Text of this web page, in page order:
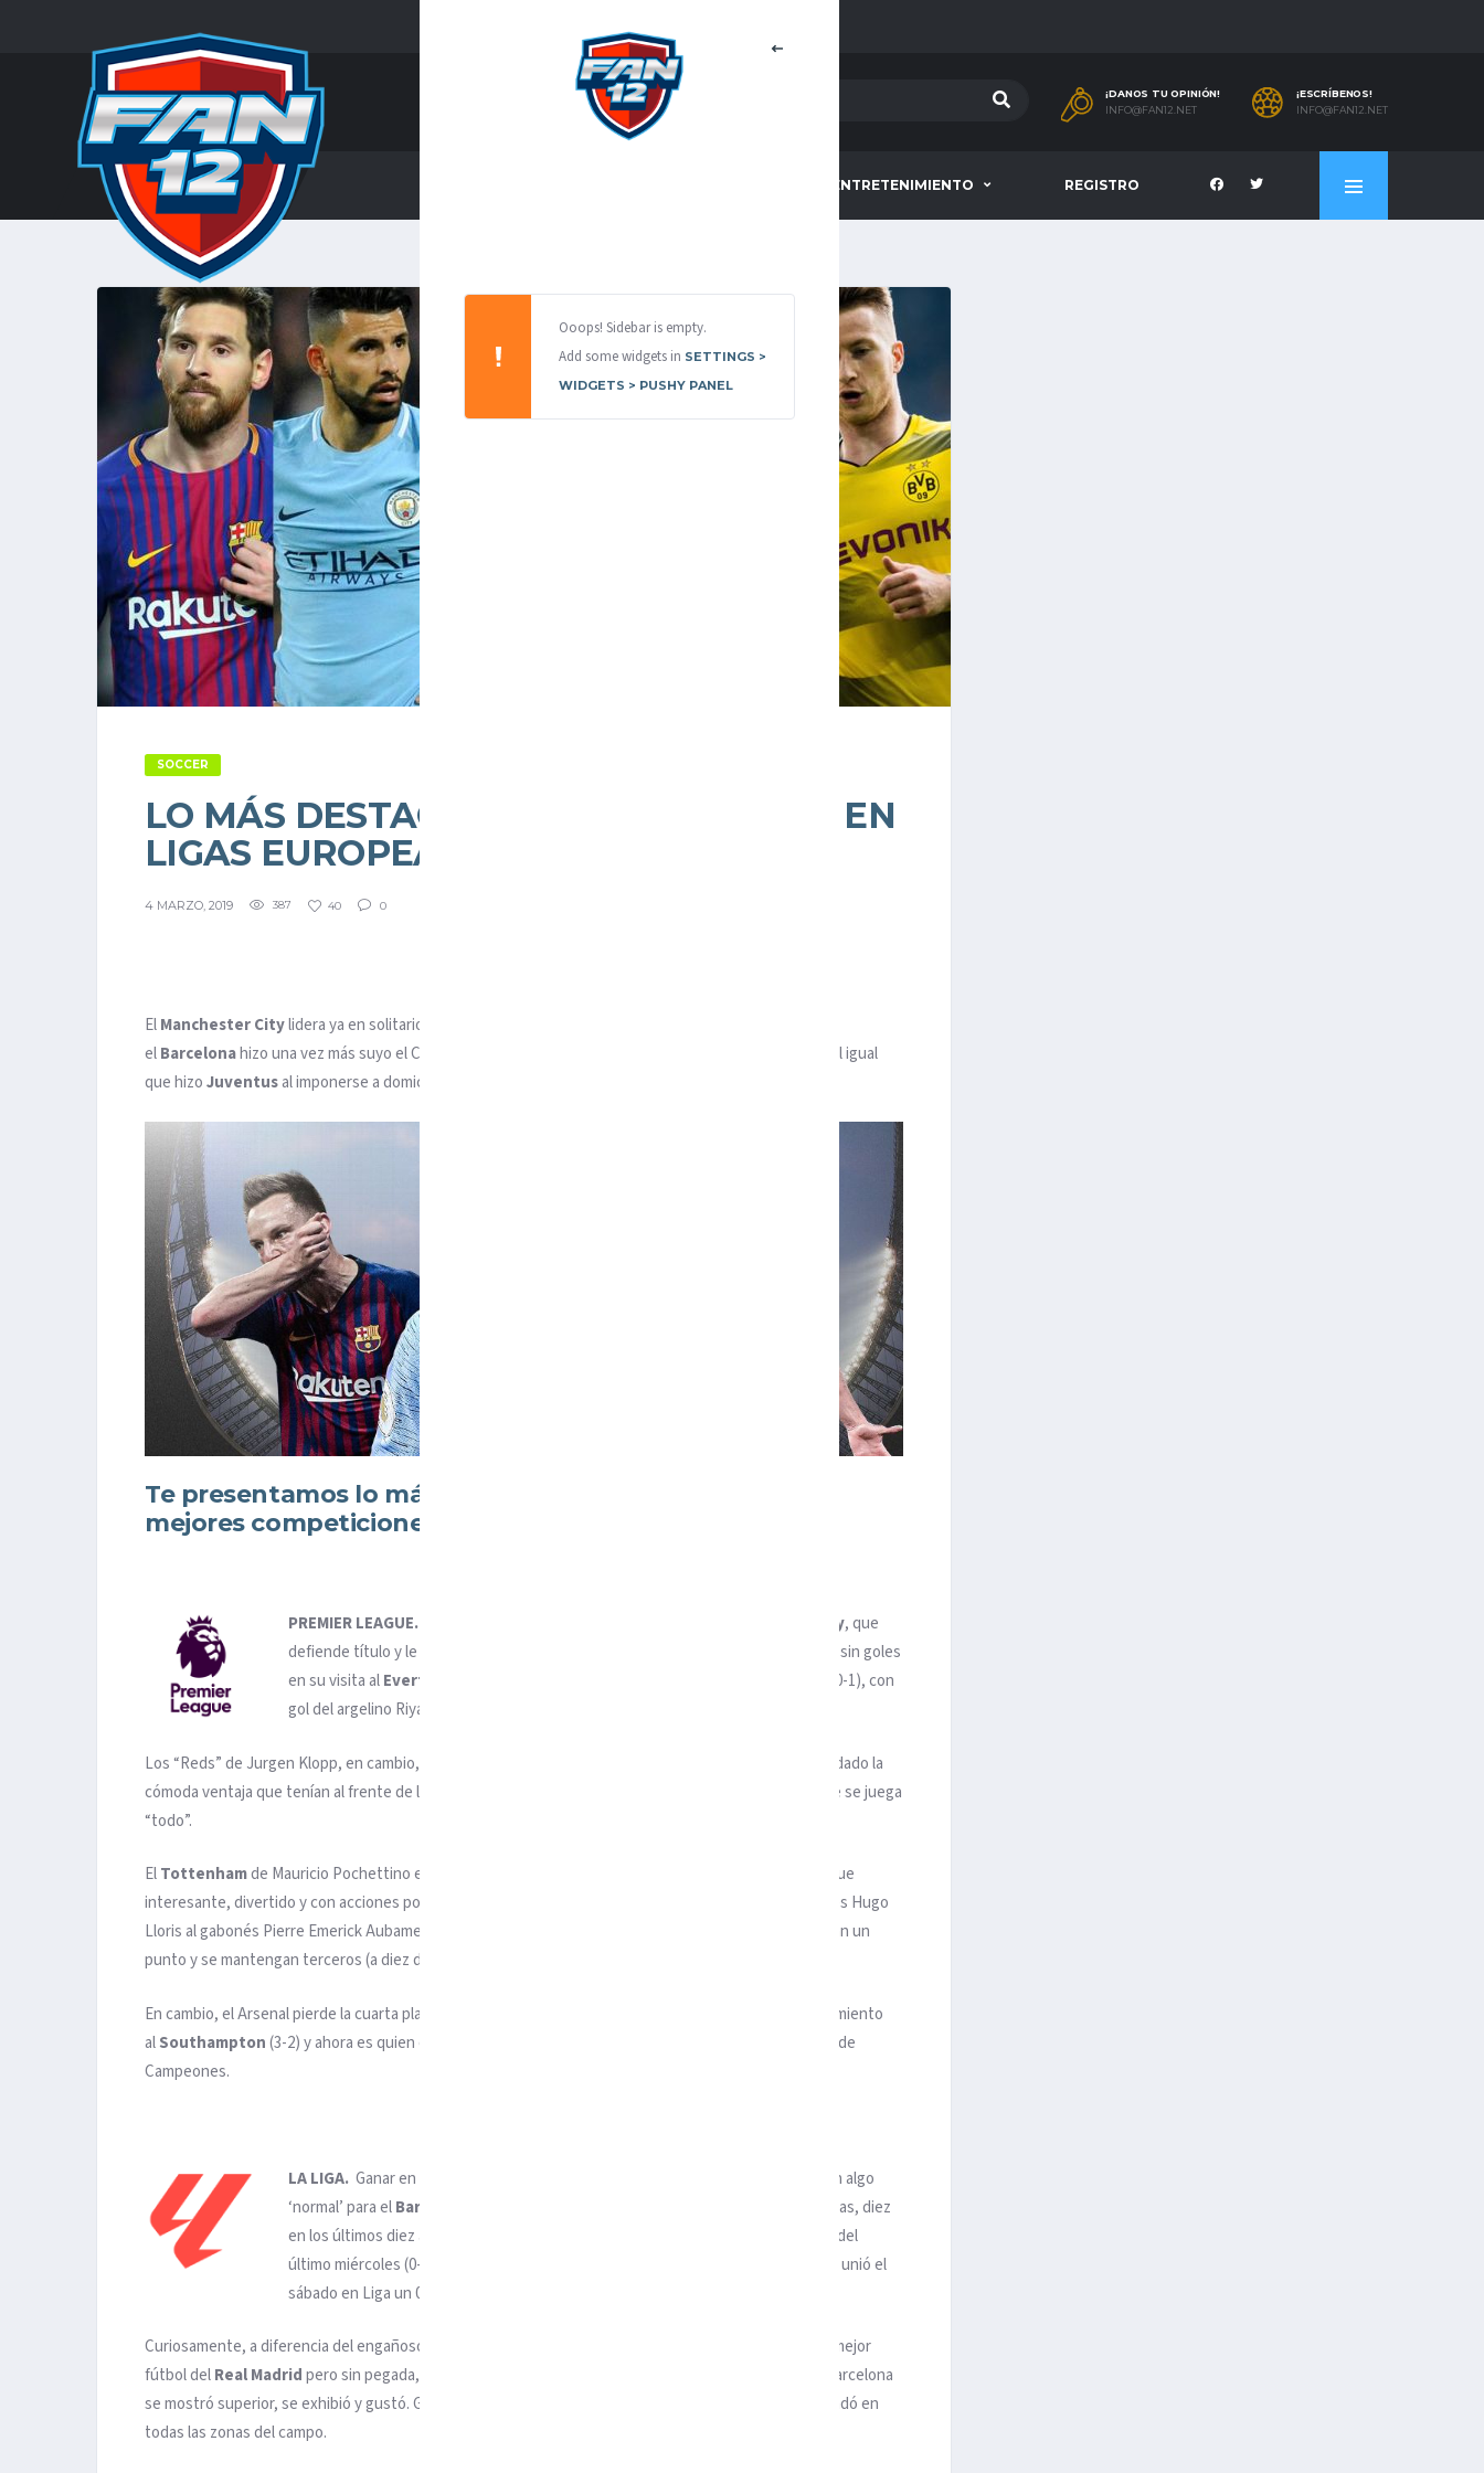
¡DANOS TU OPINIÓN!
INFO@FAN12.NET
¡ESCRÍBENOS!
INFO@FAN12.NET
ENTRETENIMIENTO REGISTRO
Ooops! Sidebar is empty.
Add some widgets in SETTINGS >
WIDGETS > PUSHY PANEL
SOCCER
LO MÁS DESTACADO DE LA JORNADA EN
LIGAS EUROPEAS
4 MARZO, 2019 387 40 0
ElManchester Citylidera ya en solitario, con el mismo número de partidos, la Premier, mientras
elBarcelonahizo una vez más suyo el Clásico a un Real Madrid al que liquida en la lucha por el título, al igual
que hizoJuventusal imponerse a domicilio al Nápoles y sentenciar el ‘scudetto’.
Te presentamos lo más destacado de la jornada en las
mejores competiciones europeas.
PREMIER LEAGUE. Manchester City, que
defiende título y le saca un punto a un
que no pudo pasar del empate sin goles
en su visita alEverton
(0-1), con
gol del argelino Riyad Mahrez, en la que es su quinta victoria consecutiva liguera.
Los “Reds” de Jurgen Klopp, en cambio, suman tres empates en las últimas cinco jornadas. Han dilapidado la
cómoda ventaja que tenían al frente de la clasificación en un momento cumbre de la temporada donde se juega
“todo”.
ElTottenhamde Mauricio Pochettino el
de Unai Emery firmaron la igualada (1-1) en un choque
interesante, divertido y con acciones polémicas en su recta final. Un penalti parado por el meta francés Hugo
Lloris al gabonés Pierre Emerick Aubameyang en el minuto 91, fue esencial para que los locales salvaran un
punto y se mantengan terceros (a diez del City).
En cambio, el Arsenal pierde la cuarta plaza a costa del
, que se impuso con sufrimiento
alSouthampton(3-2) y ahora es quien ocupa la última de las plazas que dan acceso a la próxima Liga de
Campeones.
LA LIGA. Ganar en el Santiago Bernabéu últimamente ya se está convirtiendo en algo
‘normal’ para elBarcelona
, que suma 25 en sus visitas al feudo madridista. De ellas, diez
en los últimos diez años; dos en tan sólo los últimos tres días. Y es que al triunfo del
último miércoles (0-3), que le dio el paso a la final de la Copa del Rey, el Barcelona unió el
sábado en Liga un 0-1 que le deja “a punto de caramelo” para la revalida el título.
Curiosamente, a diferencia del engañoso amplio marcador favorable del miércoles, en un partido con mejor
fútbol delReal Madridpero sin pegada, y con pleno barcelonista ante la meta local, este sábado el Barcelona
se mostró superior, se exhibió y gustó. Ganó merced a un único tanto de croata Ivan Rakitic, pero mandó en
todas las zonas del campo.